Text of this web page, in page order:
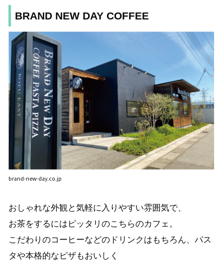
BRAND NEW DAY COFFEE
brand-new-day.co.jp
おしゃれな外観と気軽に入りやすい雰囲気で、
お茶をするにはピッタリのこちらのカフェ。
こだわりのコーヒーなどのドリンクはもちろん、パス
タや本格的なピザもおいしく